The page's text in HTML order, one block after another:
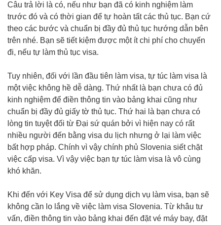
Câu trả lời là có, nếu như bạn đã có kinh nghiệm làm
trước đó và có thời gian để tự hoàn tất các thủ tục. Bạn cứ
theo các bước và chuẩn bị đầy đủ thủ tục hướng dẫn bên
trên nhé. Bạn sẽ tiết kiệm được một ít chi phí cho chuyến
đi, nếu tự làm thủ tục visa.
Tuy nhiên, đối với lần đầu tiên làm visa, tự túc làm visa là
một việc không hề dễ dàng. Thứ nhất là bạn chưa có đủ
kinh nghiệm để điền thông tin vào bảng khai cũng như
chuẩn bị đầy đủ giấy tờ thủ tục. Thứ hai là bạn chưa có
lòng tin tuyệt đối từ Đại sứ quán bởi vì hiện nay có rất
nhiều người đến bằng visa du lịch nhưng ở lại làm việc
bất hợp pháp. Chính vì vậy chính phủ Slovenia siết chặt
việc cấp visa. Vì vậy việc bạn tự túc làm visa là vô cùng
khó khăn.
Khi đến với Key Visa để sử dụng dịch vụ làm visa, bạn sẽ
không cần lo lắng về việc làm visa Slovenia. Từ khâu tư
vấn, điền thông tin vào bảng khai đến đặt vé máy bay, đặt